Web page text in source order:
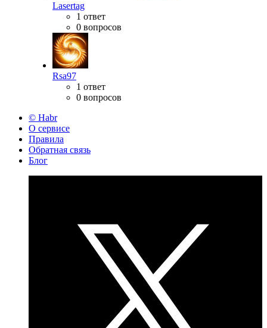
Lasertag
1 ответ
0 вопросов
Rsa97
1 ответ
0 вопросов
© Habr
О сервисе
Правила
Обратная связь
Блог